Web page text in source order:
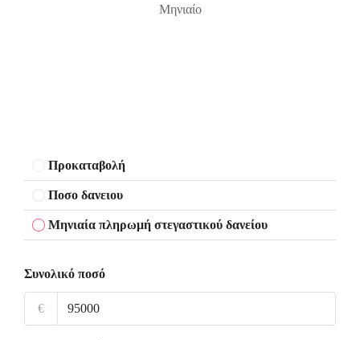
Μηνιαίο
Προκαταβολή
Ποσο δανειου
Μηνιαία πληρωμή στεγαστικού δανείου
Συνολικό ποσό
€